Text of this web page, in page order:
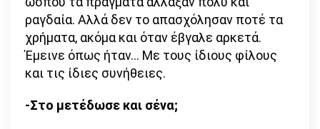
ραγδαία. Αλλά δεν το απασχόλησαν ποτέ τα
χρήματα, ακόμα και όταν έβγαλε αρκετά.
Έμεινε όπως ήταν… Με τους ίδιους φίλους
και τις ίδιες συνήθειες.
-Στο μετέδωσε και σένα;